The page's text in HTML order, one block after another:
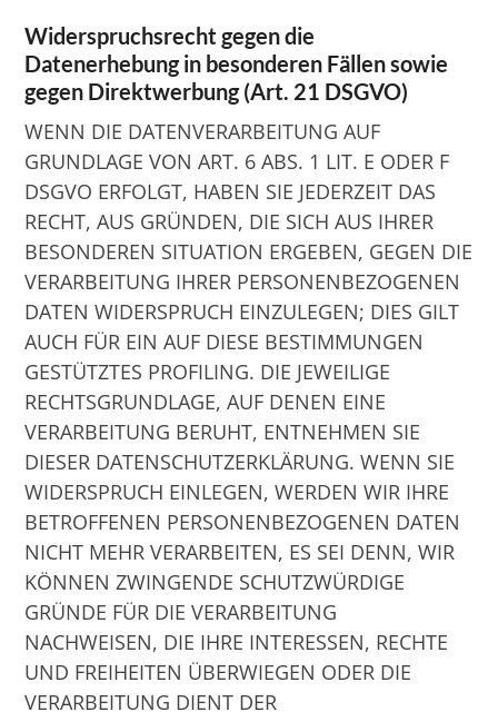
Widerspruchsrecht gegen die
Datenerhebung in besonderen Fällen sowie
gegen Direktwerbung (Art. 21 DSGVO)
WENN DIE DATENVERARBEITUNG AUF
GRUNDLAGE VON ART. 6 ABS. 1 LIT. E ODER F
DSGVO ERFOLGT, HABEN SIE JEDERZEIT DAS
RECHT, AUS GRÜNDEN, DIE SICH AUS IHRER
BESONDEREN SITUATION ERGEBEN, GEGEN DIE
VERARBEITUNG IHRER PERSONENBEZOGENEN
DATEN WIDERSPRUCH EINZULEGEN; DIES GILT
AUCH FÜR EIN AUF DIESE BESTIMMUNGEN
GESTÜTZTES PROFILING. DIE JEWEILIGE
RECHTSGRUNDLAGE, AUF DENEN EINE
VERARBEITUNG BERUHT, ENTNEHMEN SIE
DIESER DATENSCHUTZERKLÄRUNG. WENN SIE
WIDERSPRUCH EINLEGEN, WERDEN WIR IHRE
BETROFFENEN PERSONENBEZOGENEN DATEN
NICHT MEHR VERARBEITEN, ES SEI DENN, WIR
KÖNNEN ZWINGENDE SCHUTZWÜRDIGE
GRÜNDE FÜR DIE VERARBEITUNG
NACHWEISEN, DIE IHRE INTERESSEN, RECHTE
UND FREIHEITEN ÜBERWIEGEN ODER DIE
VERARBEITUNG DIENT DER